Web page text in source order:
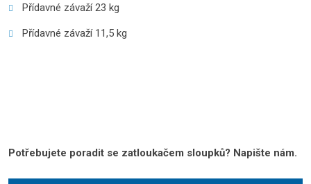
Přídavné závaží 23 kg
Přídavné závaží 11,5 kg
Potřebujete poradit se zatloukačem sloupků? Napište nám.